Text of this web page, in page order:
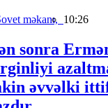
məkanı, 10:26
sonra
əvvəlki